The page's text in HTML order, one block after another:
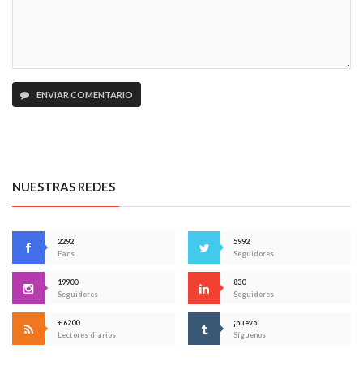
ENVIAR COMENTARIO
NUESTRAS REDES
2292
Fans
5992
Seguidores
19900
Seguidores
830
Seguidores
+ 6200
Lectores diarios
¡nuevo!
Síguenos